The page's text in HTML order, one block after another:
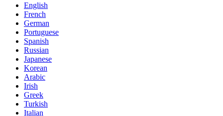
English
French
German
Portuguese
Spanish
Russian
Japanese
Korean
Arabic
Irish
Greek
Turkish
Italian